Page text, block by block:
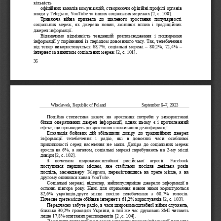
36
кількість
офіційних каналів комунікацій, створюючи офіційні профілі органів
влади у Telegram, YouTube та інших соціальних мережах [2, c 100].
Триваюча  війна  призвела  до  шаленого  зростання  популярності
соціальних  мереж,  як  джерела  новин,  змінився  вплив  і  традиційних
джерел інформації.
Відзначимо  відмінність  тенденцій  розповсюдження  і  поширення
інформації у порівнянні із періодом довоєнного часу. Так, телебачення
від тепер використовується 68,7%, соціальні мережі – 80,2%, 72,4% –
інтернет за винятком соціальних мереж [2, c. 101]
Wloclawek, Republic of Poland September 6–7, 2023
Подібна статистика  вказує  на  зростання  потреби  у  використанні
більш  оперативних  джерел  інформації,  однак  цьому  є  і  протилежний
ефект, що призводить до зростання споживання дезінформації.
Ескалація  бойових  дій  збільшили  довіру  до  традиційних  джерел
інформації  телебачення  і  радіо,  які  в  довоєнні  часи  особливої
прихильності  серед  населення  не  мали.  Довіра  до  соціальних  мереж
зросла на 6%, а загалом, соціальні мережі перебувають на 2-му місці
довіри [2, c 102].
З   початком   широкомасштабної   російської   агресії,
Facebook
поступився  першим  місцем,  яке  стабільно  посідав  декілька  років
поспіль,  месенджеру Telegram ,  перемістившись  на  трете  місце,  а  на
другому опинився канал YouTube
Соціальні  мережі,  відтепер,  найпопулярніше  джерело  інформації в
останні  півтора  року.  Нині  для  отримання  новин  ними  користуються
82,6%  українців,друге  місце  посіло  телебачення  з  68,7%  голосів.
Почесне трете місце обійняв інтернет з 61,2% користувачів [2, c. 103].
Передчасно забуте радіо, в часи широкомасштабної війни слухають,
близько 30,2% громадян України, в той же час друковані ЗМІ читають
лише 17,8% опитаних респондентів [2 c. 104].